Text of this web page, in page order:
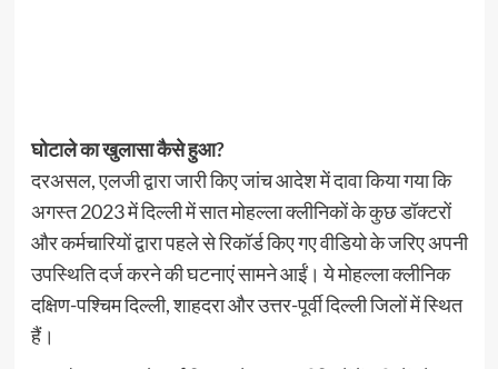
घोटाले का खुलासा कैसे हुआ?
दरअसल, एलजी द्वारा जारी किए जांच आदेश में दावा किया गया कि
अगस्त 2023 में दिल्ली में सात मोहल्ला क्लीनिकों के कुछ डॉक्टरों
और कर्मचारियों द्वारा पहले से रिकॉर्ड किए गए वीडियो के जरिए अपनी
उपस्थिति दर्ज करने की घटनाएं सामने आईं। ये मोहल्ला क्लीनिक
दक्षिण-पश्चिम दिल्ली, शाहदरा और उत्तर-पूर्वी दिल्ली जिलों में स्थित
हैं।